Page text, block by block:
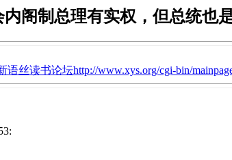
阁制总理有实权，但总统也
语丝读书论坛http://www.xys.org/cgi-bin/